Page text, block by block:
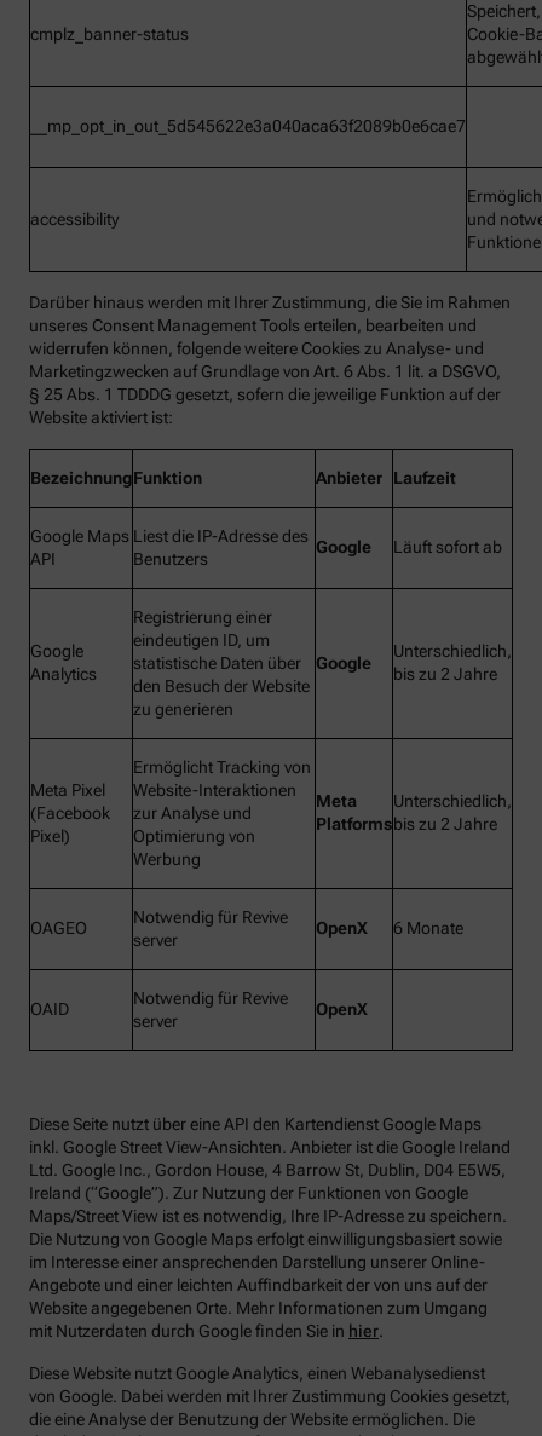
cmplz_banner-status
Cookie-
__mp_opt_in_out_5d545622e3a040aca63f2089b0e6cae7
accessibility
und
Darüber hinaus werden mit Ihrer Zustimmung, die Sie im Rahmen
unseres Consent Management Tools erteilen, bearbeiten und
widerrufen können, folgende weitere Cookies zu Analyse- und
Marketingzwecken auf Grundlage von Art. 6 Abs. 1 lit. a DSGVO,
§ 25 Abs. 1 TDDDG gesetzt, sofern die jeweilige Funktion auf der
Website aktiviert ist:
BezeichnungFunktion Anbieter Laufzeit
Google Maps
API
Liest die IP-Adresse des
Benutzers
Google Läuft sofort ab
Google
Analytics
Registrierung einer
eindeutigen ID, um
statistische Daten über
den Besuch der Website
zu generieren
Google
Unterschiedlich,
bis zu 2 Jahre
Meta Pixel
(Facebook
Pixel)
Ermöglicht Tracking von
Website-Interaktionen
zur Analyse und
Optimierung von
Werbung
Meta
Platforms
Unterschiedlich,
bis zu 2 Jahre
OAGEO
Notwendig für Revive
server
OpenX 6 Monate
OAID
Notwendig für Revive
server
OpenX
Diese Seite nutzt über eine API den Kartendienst Google Maps
inkl. Google Street View-Ansichten. Anbieter ist die Google Ireland
Ltd. Google Inc., Gordon House, 4 Barrow St, Dublin, D04 E5W5,
Ireland (“Google”). Zur Nutzung der Funktionen von Google
Maps/Street View ist es notwendig, Ihre IP-Adresse zu speichern.
Die Nutzung von Google Maps erfolgt einwilligungsbasiert sowie
im Interesse einer ansprechenden Darstellung unserer Online-
Angebote und einer leichten Auffindbarkeit der von uns auf der
Website angegebenen Orte. Mehr Informationen zum Umgang
mit Nutzerdaten durch Google finden Sie in hier.
Diese Website nutzt Google Analytics, einen Webanalysedienst
von Google. Dabei werden mit Ihrer Zustimmung Cookies gesetzt,
die eine Analyse der Benutzung der Website ermöglichen. Die